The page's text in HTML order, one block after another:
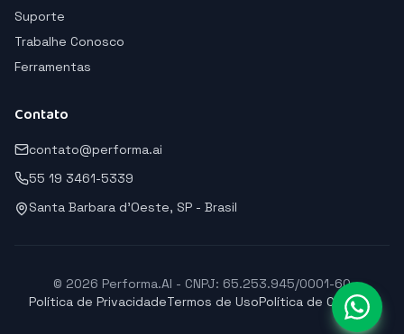
Suporte
Trabalhe Conosco
Ferramentas
Contato
contato@performa.ai
55 19 3461-5339
Santa Barbara d'Oeste, SP - Brasil
© 2026 Performa.AI - CNPJ: 65.253.945/0001-60
Política de PrivacidadeTermos de UsoPolítica de Cookies